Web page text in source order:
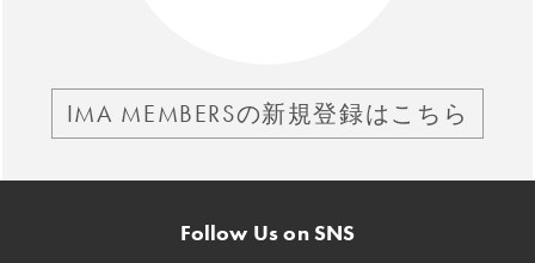
IMA MEMBERSの新規登録はこちら
Follow Us on SNS